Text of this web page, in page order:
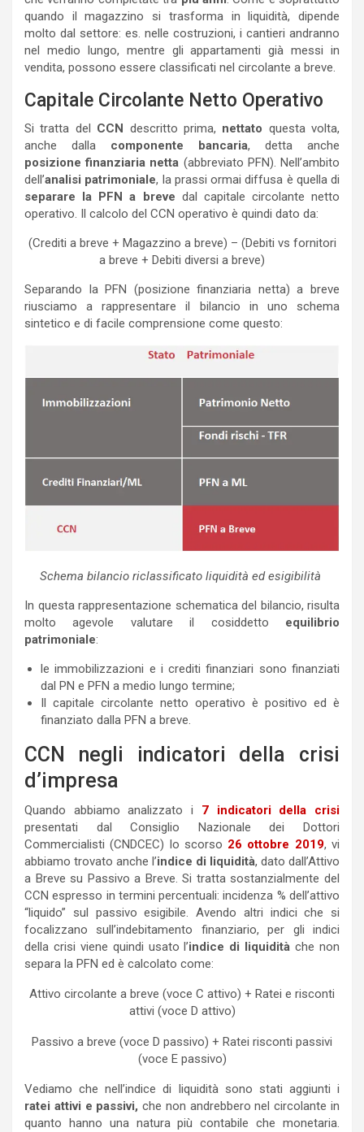
quando il magazzino si trasforma in liquidità, dipende
molto dal settore: es. nelle costruzioni, i cantieri andranno
nel medio lungo, mentre gli appartamenti già messi in
vendita, possono essere classificati nel circolante a breve.
Capitale Circolante Netto Operativo
Si tratta del CCN descritto prima, nettato questa volta,
anche dalla componente bancaria, detta anche
posizione finanziaria netta (abbreviato PFN). Nell’ambito
dell’analisi patrimoniale, la prassi ormai diffusa è quella di
separare la PFN a breve dal capitale circolante netto
operativo. Il calcolo del CCN operativo è quindi dato da:
(Crediti a breve + Magazzino a breve) – (Debiti vs fornitori
a breve + Debiti diversi a breve)
Separando la PFN (posizione finanziaria netta) a breve
riusciamo a rappresentare il bilancio in uno schema
sintetico e di facile comprensione come questo:
Schema bilancio riclassificato liquidità ed esigibilità
In questa rappresentazione schematica del bilancio, risulta
molto agevole valutare il cosiddetto equilibrio
patrimoniale:
le immobilizzazioni e i crediti finanziari sono finanziati
dal PN e PFN a medio lungo termine;
Il capitale circolante netto operativo è positivo ed è
finanziato dalla PFN a breve.
CCN negli indicatori della crisi
d’impresa
Quando abbiamo analizzato i 7 indicatori della crisi
presentati dal Consiglio Nazionale dei Dottori
Commercialisti (CNDCEC) lo scorso 26 ottobre 2019, vi
abbiamo trovato anche l’indice di liquidità, dato dall’Attivo
a Breve su Passivo a Breve. Si tratta sostanzialmente del
CCN espresso in termini percentuali: incidenza % dell’attivo
“liquido” sul passivo esigibile. Avendo altri indici che si
focalizzano sull’indebitamento finanziario, per gli indici
della crisi viene quindi usato l’indice di liquiditàche non
separa la PFN ed è calcolato come:
Attivo circolante a breve (voce C attivo) + Ratei e risconti
attivi (voce D attivo)
Passivo a breve (voce D passivo) + Ratei risconti passivi
(voce E passivo)
Vediamo che nell’indice di liquidità sono stati aggiunti i
ratei attivi e passivi, che non andrebbero nel circolante in
quanto hanno una natura più contabile che monetaria.